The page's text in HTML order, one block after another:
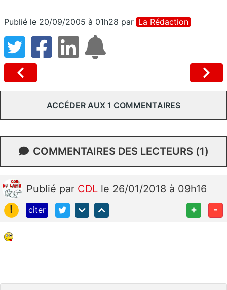
Publié le 20/09/2005 à 01h28 par La Rédaction
ACCÉDER AUX 1 COMMENTAIRES
COMMENTAIRES DES LECTEURS (1)
Publié par CDL le 26/01/2018 à 09h16
!
citer + -